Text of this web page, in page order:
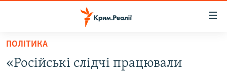
Перейти
основного
ПОЛІТИКА
«Російські слідчі працювали